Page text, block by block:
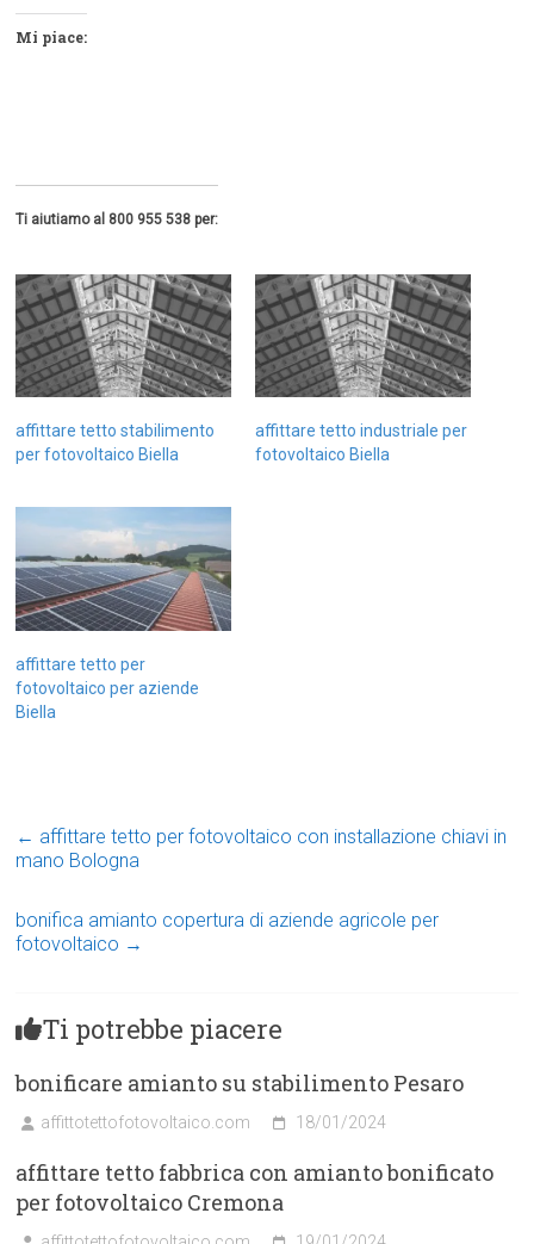
Mi piace:
Ti aiutiamo al 800 955 538 per:
affittare tetto stabilimento
per fotovoltaico Biella
affittare tetto industriale per
fotovoltaico Biella
affittare tetto per
fotovoltaico per aziende
Biella
← affittare tetto per fotovoltaico con installazione chiavi in
mano Bologna
bonifica amianto copertura di aziende agricole per
fotovoltaico →
Ti potrebbe piacere
bonificare amianto su stabilimento Pesaro
affittotettofotovoltaico.com 18/01/2024
affittare tetto fabbrica con amianto bonificato
per fotovoltaico Cremona